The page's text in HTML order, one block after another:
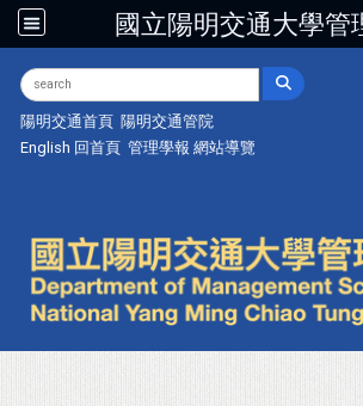
國立陽明交通大學管
陽明交通首頁 陽明交通管院
English 回首頁 管理學報 網站導覽